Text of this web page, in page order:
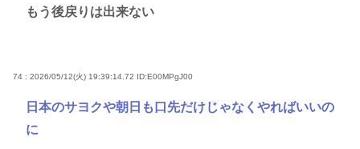
もう後戻りは出来ない
74 : 2026/05/12(火) 19:39:14.72 ID:E00MPgJ00
日本のサヨクや朝日も口先だけじゃなくやればいいの
に